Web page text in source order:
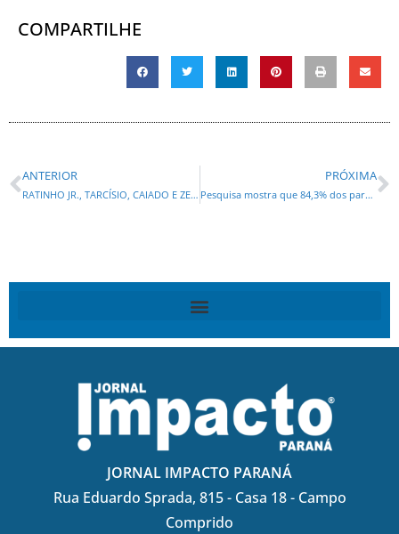
COMPARTILHE
ANTERIOR
RATINHO JR., TARCÍSIO, CAIADO E ZEMA condenam prisão de Bolsonaro e criticam o todo poderosos Xandão
PRÓXIMA
Pesquisa mostra que 84,3% dos paranaenses aprovaram resposta rápida do Estado em Rio Bonito do Iguaçu
JORNAL IMPACTO PARANÁ
Rua Eduardo Sprada, 815 - Casa 18 - Campo
Comprido